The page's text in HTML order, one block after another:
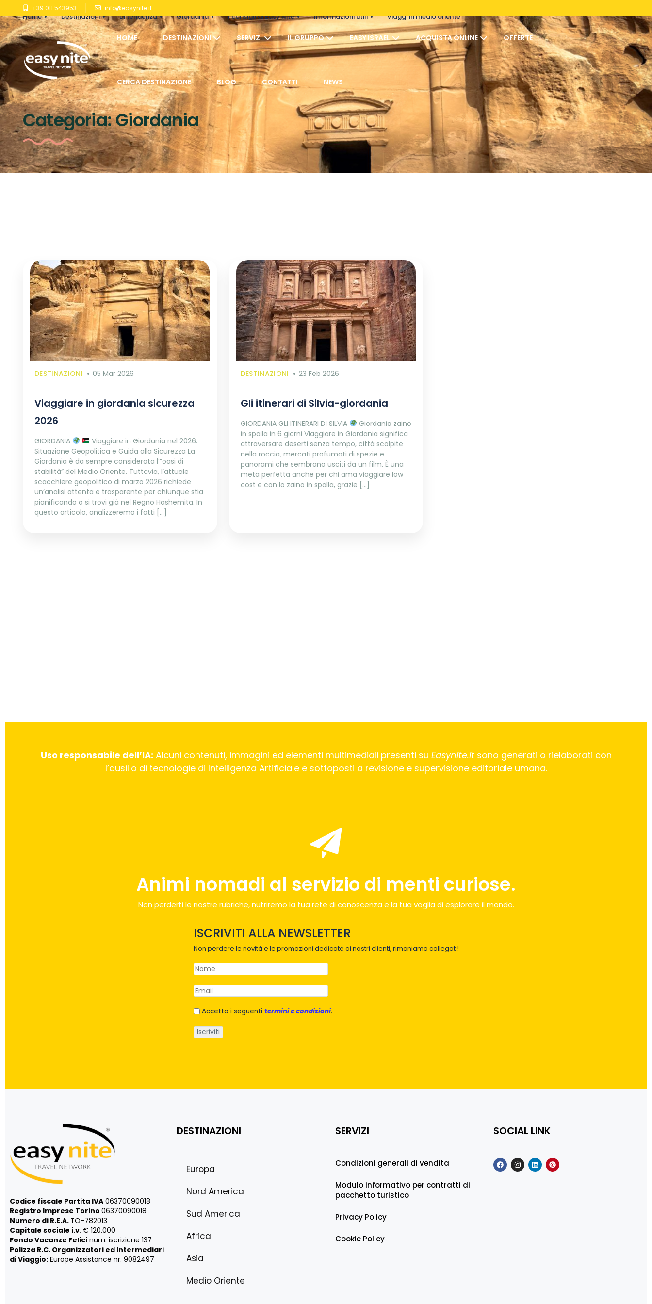
+39 011 543953 info@easynite.it
HOME DESTINAZIONI SERVIZI IL GRUPPO EASY ISRAEL ACQUISTA ONLINE OFFERTE
CERCA DESTINAZIONE BLOG CONTATTI NEWS
Categoria:Giordania
Home Destinazioni Di tendenza Giordania I consigli di Easy Nite Informazioni utili Viaggi in medio oriente
DESTINAZIONI 05 Mar 2026
Viaggiare in giordania sicurezza
2026
GIORDANIA
Viaggiare in Giordania nel 2026:
Situazione Geopolitica e Guida alla Sicurezza La
Giordania è da sempre considerata l’”oasi di
stabilità” del Medio Oriente. Tuttavia, l’attuale
scacchiere geopolitico di marzo 2026 richiede
un’analisi attenta e trasparente per chiunque stia
pianificando o si trovi già nel Regno Hashemita. In
questo articolo, analizzeremo i fatti […]
DESTINAZIONI 23 Feb 2026
Gli itinerari di Silvia-giordania
GIORDANIA GLI ITINERARI DI SILVIA
Giordania zaino
in spalla in 6 giorni Viaggiare in Giordania significa
attraversare deserti senza tempo, città scolpite
nella roccia, mercati profumati di spezie e
panorami che sembrano usciti da un film. È una
meta perfetta anche per chi ama viaggiare low
cost e con lo zaino in spalla, grazie […]
Uso responsabile dell’IA: Alcuni contenuti, immagini ed elementi multimediali presenti su Easynite.itsono generati o rielaborati con
l’ausilio di tecnologie di Intelligenza Artificiale e sottoposti a revisione e supervisione editoriale umana.
Animi nomadi al servizio di menti curiose.
Non perderti le nostre rubriche, nutriremo la tua rete di conoscenza e la tua voglia di esplorare il mondo.
ISCRIVITI ALLA NEWSLETTER
Non perdere le novità e le promozioni dedicate ai nostri clienti, rimaniamo collegati!
Accetto i seguenti termini e condizioni.
Codice fiscale Partita IVA 06370090018
Registro Imprese Torino 06370090018
Numero di R.E.A. TO-782013
Capitale sociale i.v.€ 120.000
Fondo Vacanze Felici num. iscrizione 137
Polizza R.C. Organizzatori ed Intermediari
di Viaggio: Europe Assistance nr. 9082497
DESTINAZIONI
Europa
Nord America
Sud America
Africa
Asia
Medio Oriente
SERVIZI
Condizioni generali di vendita
Modulo informativo per contratti di
pacchetto turistico
Privacy Policy
Cookie Policy
SOCIAL LINK